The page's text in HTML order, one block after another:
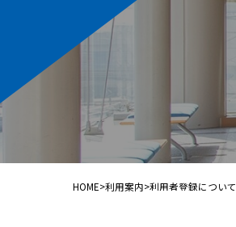
HOME>利用案内>利用者登録について